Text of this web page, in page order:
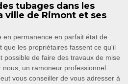
tubages dans les
ville de Rimont et ses
en permanence en parfait état de
que les propriétaires fassent ce qu'il
possible de faire des travaux de mise
un ramoneur professionnel
vous conseiller de vous adresser à